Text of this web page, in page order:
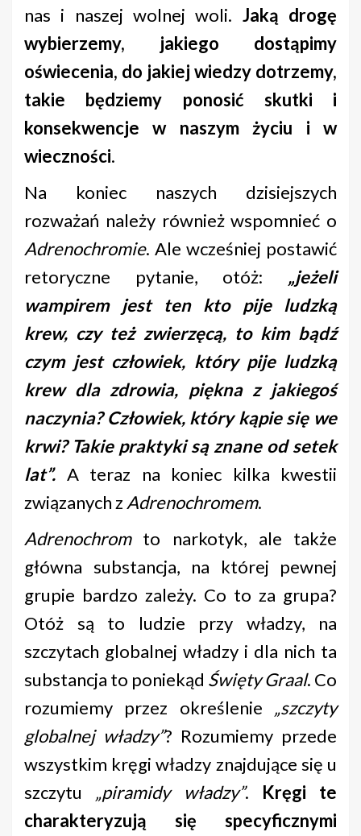
nas i naszej wolnej woli. Jaką drogę
wybierzemy, jakiego dostąpimy
oświecenia, do jakiej wiedzy dotrzemy,
takie będziemy ponosić skutki i
konsekwencje w naszym życiu i w
wieczności.
Na koniec naszych dzisiejszych
rozważań należy również wspomnieć o
Adrenochromie. Ale wcześniej postawić
retoryczne pytanie, otóż: „jeżeli
wampirem jest ten kto pije ludzką
krew, czy też zwierzęcą, to kim bądź
czym jest człowiek, który pije ludzką
krew dla zdrowia, piękna z jakiegoś
naczynia? Człowiek, który kąpie się we
krwi? Takie praktyki są znane od setek
lat”. A teraz na koniec kilka kwestii
związanych z Adrenochromem.
Adrenochromto narkotyk, ale także
główna substancja, na której pewnej
grupie bardzo zależy. Co to za grupa?
Otóż są to ludzie przy władzy, na
szczytach globalnej władzy i dla nich ta
substancja to poniekąd Święty Graal. Co
rozumiemy przez określenie „szczyty
globalnej władzy”? Rozumiemy przede
wszystkim kręgi władzy znajdujące się u
szczytu „piramidy władzy”. Kręgi te
charakteryzują się specyficznymi